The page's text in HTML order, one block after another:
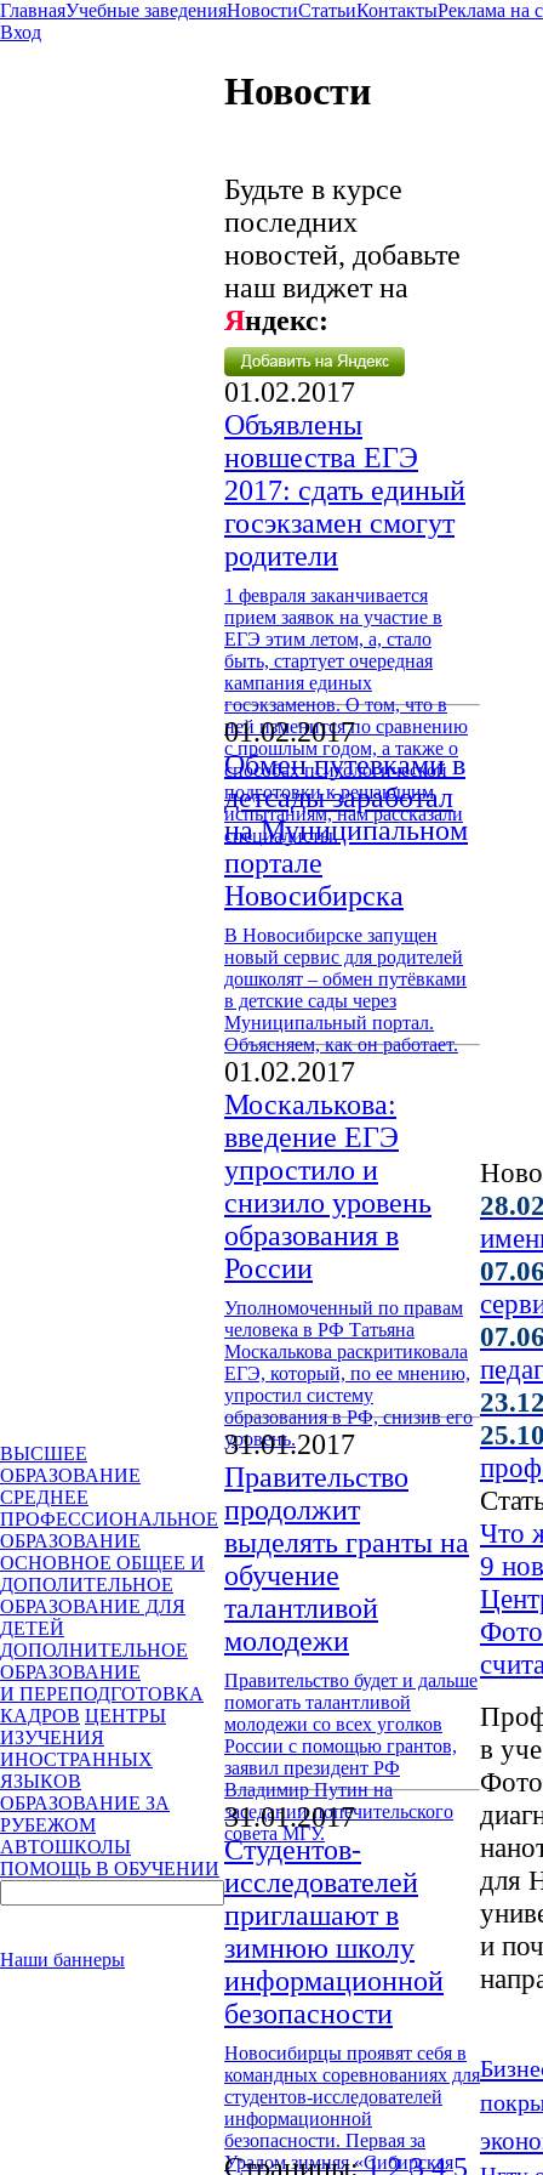
ГлавнаяУчебные заведенияНовостиСтатьиКонтактыРеклама на
Вход
ВЫСШЕЕ
ОБРАЗОВАНИЕ
СРЕДНЕЕ
ПРОФЕССИОНАЛЬНОЕ
ОБРАЗОВАНИЕ
ОСНОВНОЕ ОБЩЕЕ И
ДОПОЛИТЕЛЬНОЕ
ОБРАЗОВАНИЕ ДЛЯ
ДЕТЕЙ
ДОПОЛНИТЕЛЬНОЕ
ОБРАЗОВАНИЕ
И ПЕРЕПОДГОТОВКА
КАДРОВ ЦЕНТРЫ
ИЗУЧЕНИЯ
ИНОСТРАННЫХ
ЯЗЫКОВ
ОБРАЗОВАНИЕ ЗА
РУБЕЖОМ
АВТОШКОЛЫ
ПОМОЩЬ В ОБУЧЕНИИ
Наши баннеры
Новости
Будьте в курсе
последних
новостей, добавьте
наш виджет на
Яндекс:
01.02.2017
Объявлены
новшества ЕГЭ
2017: сдать единый
госэкзамен смогут
родители
1 февраля заканчивается
прием заявок на участие в
ЕГЭ этим летом, а, стало
быть, стартует очередная
кампания единых
госэкзаменов. О том, что в
ней изменится по сравнению
с прошлым годом, а также о
способах психологической
подготовки к решающим
испытаниям, нам рассказали
специалисты.
01.02.2017
Обмен путевками в
детсады заработал
на Муниципальном
портале
Новосибирска
В Новосибирске запущен
новый сервис для родителей
дошколят – обмен путёвками
в детские сады через
Муниципальный портал.
Объясняем, как он работает.
01.02.2017
Москалькова:
введение ЕГЭ
упростило и
снизило уровень
образования в
России
Уполномоченный по правам
человека в РФ Татьяна
Москалькова раскритиковала
ЕГЭ, который, по ее мнению,
упростил систему
образования в РФ, снизив его
уровень.
31.01.2017
Правительство
продолжит
выделять гранты на
обучение
талантливой
молодежи
Правительство будет и дальше
помогать талантливой
молодежи со всех уголков
России с помощью грантов,
заявил президент РФ
Владимир Путин на
заседании попечительского
совета МГУ.
31.01.2017
Студентов-
исследователей
приглашают в
зимнюю школу
информационной
безопасности
Новосибирцы проявят себя в
командных соревнованиях для
студентов-исследователей
информационной
безопасности. Первая за
Уралом зимняя «Сибирская
Страницы:1 2 3 4 5
Что
9
в
для
и